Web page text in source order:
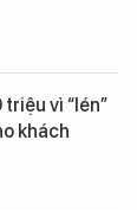
vì “lén”
khách